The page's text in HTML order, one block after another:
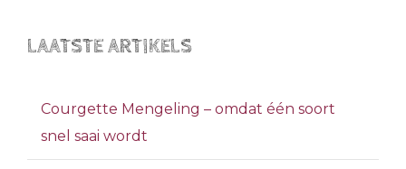
LAATSTE ARTIKELS
Courgette Mengeling – omdat één soort
snel saai wordt